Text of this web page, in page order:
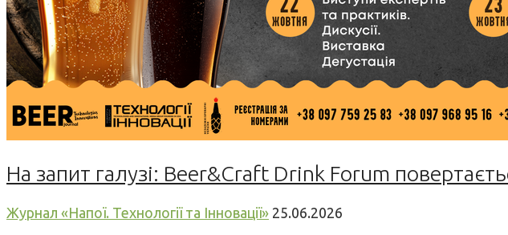
На запит галузі: Beer&Craft Drink Forum
Журнал «Напої. Технології та Інновації» 25.06.2026